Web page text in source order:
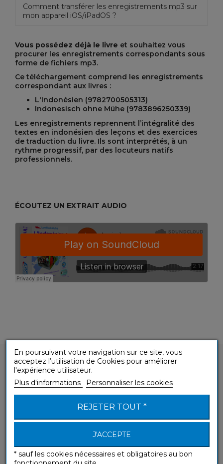
Comment transférer les enregistrements mp3 sur
mon appareil iOS/iPadOS ?
Vous possédez déjà le livre et souhaitez vous
procurer les enregistrements correspondants sous
forme de fichiers mp3.
Ce téléchargement comprend les enregistrements
correspondant aux livres :
L'Indonésien (9782700505313)
Indonesisch ohne Mühe (9783896250339)
Les enregistrements reprennent l’intégralité des
textes en indonésien des leçons et des exercices
de traduction du livre. Ils sont interprétés, à un
rythme progressif, par des locuteurs natifs
professionnels.
ÉCOUTEZ UN EXTRAIT AUDIO
Vous avez une question sur un de nos produits
CONTACTEZ-NOUS
En poursuivant votre navigation sur ce site, vous
acceptez l’utilisation de Cookies pour améliorer
l'expérience utilisateur.
Plus d'informations
Personnaliser les cookies
REJETER TOUT *
J'ACCEPTE
* sauf les cookies nécessaires et obligatoires au bon